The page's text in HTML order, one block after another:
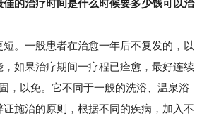
的治疗时间是什么时候要多少钱可以治
一般患者在治愈一年后不复发的，以
，如果治疗期间一疗程已痊愈，最好连续
，以免。它不同于一般的洗浴、温泉浴
施治的原则，根据不同的疾病，加入不